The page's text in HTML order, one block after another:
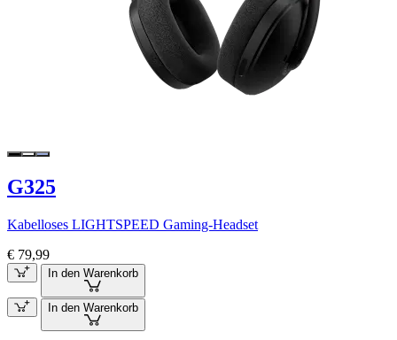
G325
Kabelloses LIGHTSPEED Gaming-Headset
€ 79,99
In den Warenkorb
In den Warenkorb